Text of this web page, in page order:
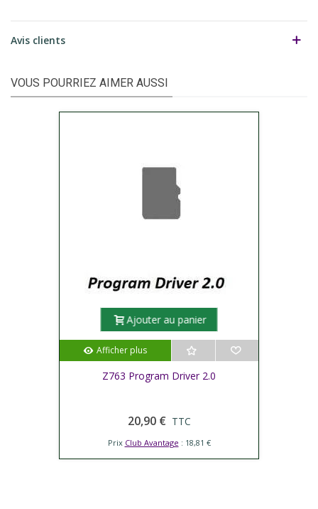
Avis clients
VOUS POURRIEZ AIMER AUSSI
Ajouter au panier
Afficher plus
Z763 Program Driver 2.0
20,90 € TTC
Prix Club Avantage : 18,81 €